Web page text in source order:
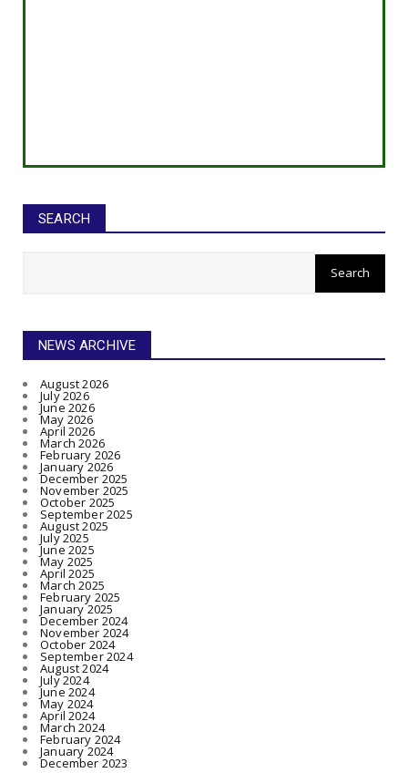
SEARCH
NEWS ARCHIVE
August 2026
July 2026
June 2026
May 2026
April 2026
March 2026
February 2026
January 2026
December 2025
November 2025
October 2025
September 2025
August 2025
July 2025
June 2025
May 2025
April 2025
March 2025
February 2025
January 2025
December 2024
November 2024
October 2024
September 2024
August 2024
July 2024
June 2024
May 2024
April 2024
March 2024
February 2024
January 2024
December 2023